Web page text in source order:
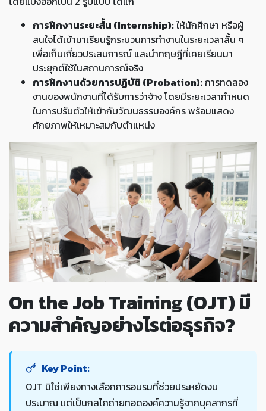
การฝึกงานระยะสั้น (Internship):ให้นักศึกษา หรือผู้
สนใจได้เข้ามาเรียนรู้กระบวนการทำงานในระยะเวลาสั้น ๆ
เพื่อเก็บเกี่ยวประสบการณ์ และนำทฤษฎีที่เคยเรียนมา
ประยุกต์ใช้ในสถานการณ์จริง
การฝึกงานด้วยการปฏิบัติ (Probation):การทดลอง
งานของพนักงานที่ได้รับการว่าจ้าง โดยมีระยะเวลากำหนด
ในการปรับตัวให้เข้ากับวัฒนธรรมองค์กร พร้อมแสดง
ศักยภาพให้เหมาะสมกับตำแหน่ง
On the Job Training (OJT) มี
ความสำคัญอย่างไรต่อธุรกิจ?
Key Point:
OJT มิใช่เพียงทางเลือกการอบรมที่ช่วยประหยัดงบ
ประมาณ แต่เป็นกลไกถ่ายทอดองค์ความรู้จากบุคลากรที่